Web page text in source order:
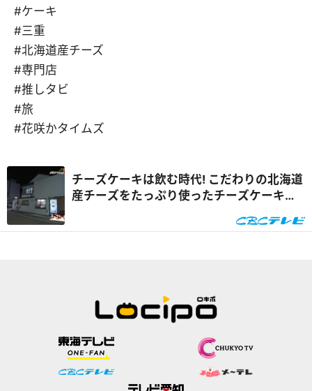
#ケーキ
#三重
#北海道産チーズ
#専門店
#推しタビ
#旅
#花咲かタイムズ
チーズケーキは飲む時代! こだわりの北海道
産チーズをたっぷり使ったチーズケーキ専